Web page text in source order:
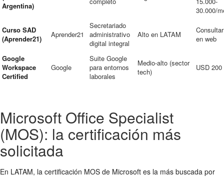
Argentina)
30.000/
Curso SAD
(Aprender21)
Aprender21
Secretariado
administrativo
digital integral
Alto en LATAM
Consultar
en web
Google
Workspace
Certified
Google
Suite Google
para entornos
laborales
Medio-alto (sector
tech)
USD 200
Microsoft Office Specialist
(MOS): la certificación más
solicitada
En LATAM, la certificación MOS de Microsoft es la más buscada por